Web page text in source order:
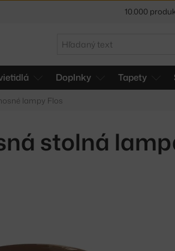
Hľadať
Doplnky Tapety
lampy Flos
stolná
5 % zľava